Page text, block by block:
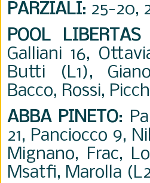
PARZIALI: 25-20,
POOL LIBERTAS
Galliani 16,
Butti (L1),
Bacco, Rossi,
ABBA PINETO:
21, Panciocco 9,
Mignano, Frac,
Msatfi, Marolla